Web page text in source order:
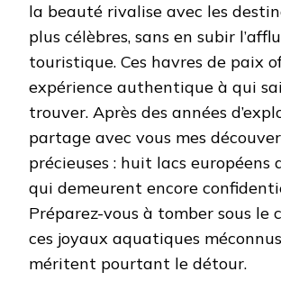
la beauté rivalise avec les
plus célèbres, sans en subir
touristique. Ces havres de paix
expérience authentique à qui
trouver. Après des années
partage avec vous mes
précieuses : huit lacs européens
qui demeurent encore
Préparez-vous à tomber sous le
ces joyaux aquatiques
méritent pourtant le détour.